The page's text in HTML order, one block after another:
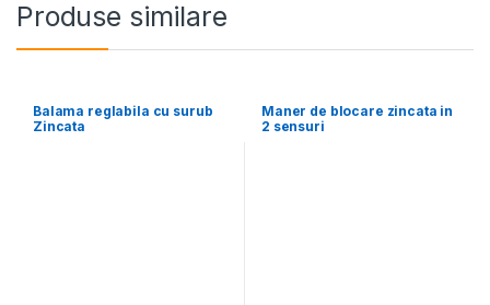
Produse similare
Balama reglabila cu surub
Zincata
Maner de blocare zincata in
2 sensuri